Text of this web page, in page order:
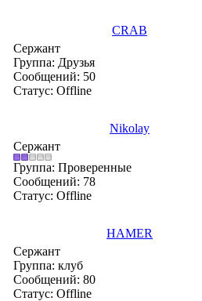
CRAB
Сержант
Группа: Друзья
Сообщений: 50
Статус: Offline
Nikolay
Сержант
Группа: Проверенные
Сообщений: 78
Статус: Offline
HAMER
Сержант
Группа: клуб
Сообщений: 80
Статус: Offline